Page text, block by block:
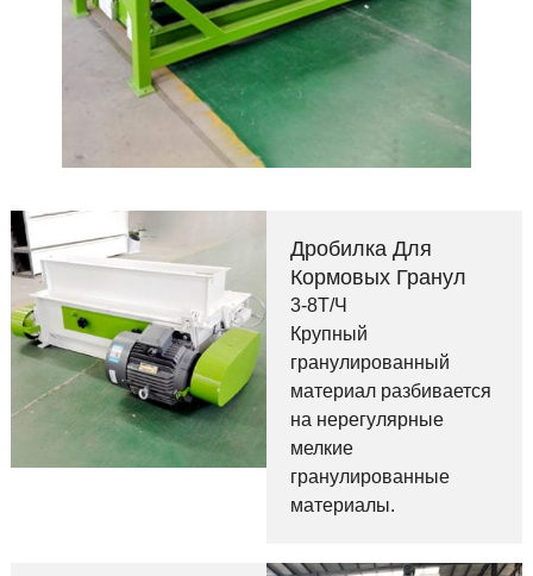
Дробилка Для
Кормовых Гранул
3-8Т/Ч
Крупный
гранулированный
материал разбивается
на нерегулярные
мелкие
гранулированные
материалы.